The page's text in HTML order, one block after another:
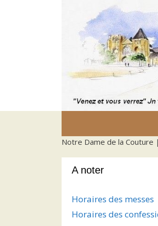
Notre Dame de la Couture |
A noter
Horaires des messes
Horaires des